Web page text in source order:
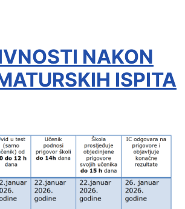
NAKON
ISPITA